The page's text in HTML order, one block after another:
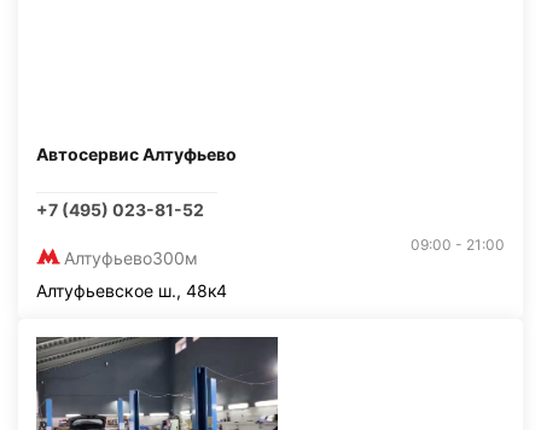
Автосервис Алтуфьево
+7 (495) 023-81-52
Алтуфьево300м
09:00 - 21:00
Алтуфьевское ш., 48к4